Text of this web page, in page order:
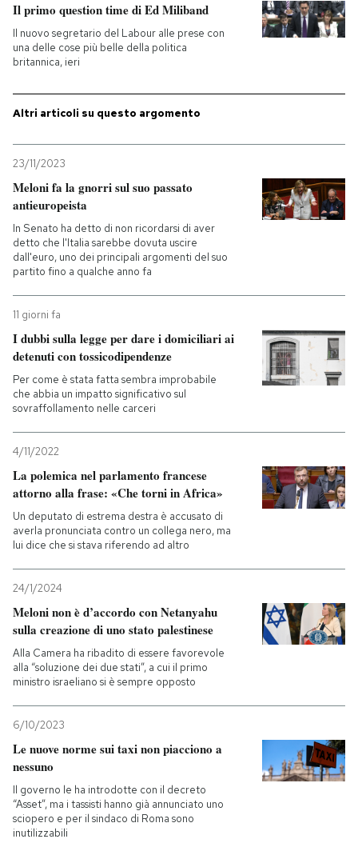
Il primo question time di Ed Miliband
Il nuovo segretario del Labour alle prese con
una delle cose più belle della politica
britannica, ieri
Altri articoli su questo argomento
23/11/2023
Meloni fa la gnorri sul suo passato
antieuropeista
In Senato ha detto di non ricordarsi di aver
detto che l'Italia sarebbe dovuta uscire
dall'euro, uno dei principali argomenti del suo
partito fino a qualche anno fa
11 giorni fa
I dubbi sulla legge per dare i domiciliari ai
detenuti con tossicodipendenze
Per come è stata fatta sembra improbabile
che abbia un impatto significativo sul
sovraffollamento nelle carceri
4/11/2022
La polemica nel parlamento francese
attorno alla frase: «Che torni in Africa»
Un deputato di estrema destra è accusato di
averla pronunciata contro un collega nero, ma
lui dice che si stava riferendo ad altro
24/1/2024
Meloni non è d’accordo con Netanyahu
sulla creazione di uno stato palestinese
Alla Camera ha ribadito di essere favorevole
alla “soluzione dei due stati”, a cui il primo
ministro israeliano si è sempre opposto
6/10/2023
Le nuove norme sui taxi non piacciono a
nessuno
Il governo le ha introdotte con il decreto
“Asset”, ma i tassisti hanno già annunciato uno
sciopero e per il sindaco di Roma sono
inutilizzabili